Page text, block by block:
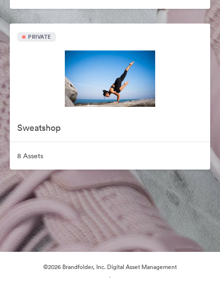
PRIVATE
Sweatshop
8 Assets
©2026 Brandfolder, Inc. Digital Asset Management
·